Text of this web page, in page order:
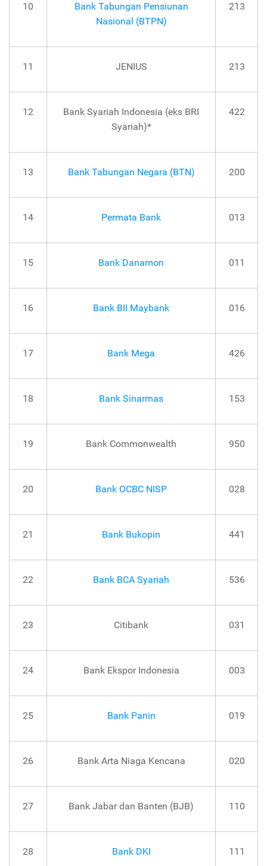
10
Bank Tabungan Pensiunan
Nasional (BTPN)
213
11 JENIUS 213
12
Bank Syariah Indonesia (eks BRI
Syariah)*
422
13 Bank Tabungan Negara (BTN) 200
14 Permata Bank 013
15 Bank Danamon 011
16 Bank BII Maybank 016
17 Bank Mega 426
18 Bank Sinarmas 153
19 Bank Commonwealth 950
20 Bank OCBC NISP 028
21 Bank Bukopin 441
22 Bank BCA Syariah 536
23 Citibank 031
24 Bank Ekspor Indonesia 003
25 Bank Panin 019
26 Bank Arta Niaga Kencana 020
27 Bank Jabar dan Banten (BJB) 110
28 Bank DKI 111